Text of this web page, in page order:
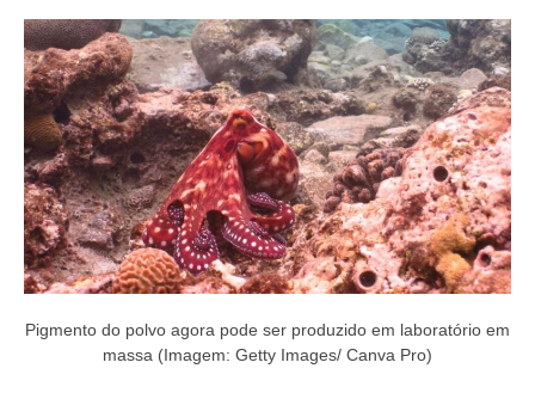
d
n
Pigmento do polvo agora pode ser produzido em laboratório em
massa (Imagem: Getty Images/ Canva Pro)